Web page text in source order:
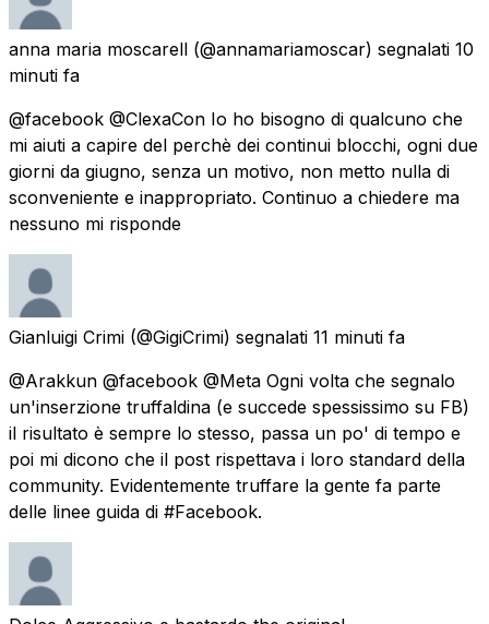
anna maria moscarell (@annamariamoscar) segnalati 10
minuti fa
@facebook @ClexaCon Io ho bisogno di qualcuno che
mi aiuti a capire del perchè dei continui blocchi, ogni due
giorni da giugno, senza un motivo, non metto nulla di
sconveniente e inappropriato. Continuo a chiedere ma
nessuno mi risponde
Gianluigi Crimi (@GigiCrimi) segnalati 11 minuti fa
@Arakkun @facebook @Meta Ogni volta che segnalo
un'inserzione truffaldina (e succede spessissimo su FB)
il risultato è sempre lo stesso, passa un po' di tempo e
poi mi dicono che il post rispettava i loro standard della
community. Evidentemente truffare la gente fa parte
delle linee guida di #Facebook.